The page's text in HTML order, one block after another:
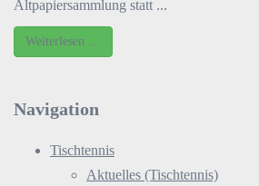
Altpapiersammlung statt ...
Weiterlesen …
Navigation
Tischtennis
Aktuelles (Tischtennis)